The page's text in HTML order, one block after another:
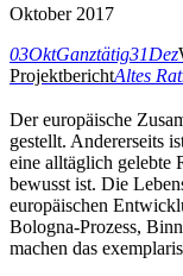
Oktober 2017
03OktGanztätig31Dez
ProjektberichtAltes
Der europäische
gestellt. Andererseits
eine alltäglich gelebte
bewusst ist. Die
europäischen
Bologna-Prozess,
machen das